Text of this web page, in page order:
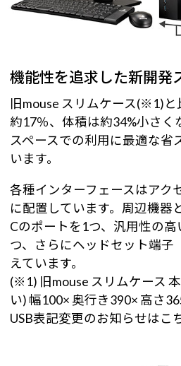
機能性を追求した新開発
旧mouse スリムケース(※1)
約17％、体積は約34%小さく
スペースでの利用に最適な省
います。
各種インターフェースはアク
に配置しています。周辺機器
Cのポートを1つ、汎用性の
つ、さらにヘッドセット端子
えています。
(※1) 旧mouse スリムケース
い) 幅100× 奥行き390× 高さ
USB表記変更のお知らせはこ